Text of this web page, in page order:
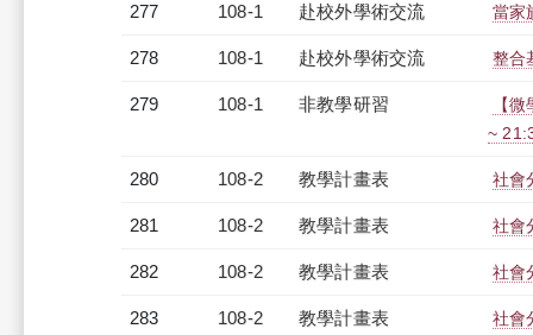
277 108-1 赴校外學術交流 當家
278 108-1 赴校外學術交流 整合
279 108-1 非教學研習
【
~
280 108-2 教學計畫表 社會
281 108-2 教學計畫表 社會
282 108-2 教學計畫表 社會
283 108-2 教學計畫表 社會